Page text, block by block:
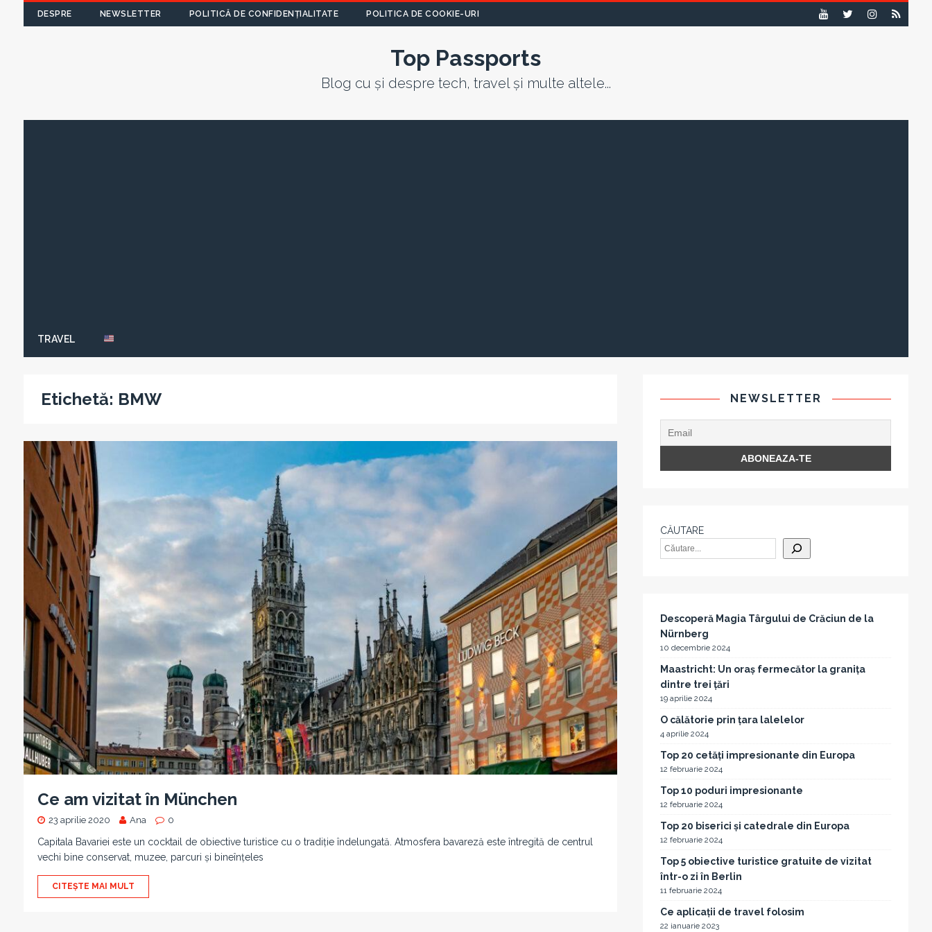
DESPRE NEWSLETTER POLITICĂ DE CONFIDENȚIALITATE POLITICA DE COOKIE-URI
Top Passports
Blog cu și despre tech, travel și multe altele...
TRAVEL
Etichetă: BMW
Ce am vizitat în München
23 aprilie 2020 Ana 0
Capitala Bavariei este un cocktail de obiective turistice cu o tradiție îndelungată. Atmosfera bavareză este întregită de centrul
vechi bine conservat, muzee, parcuri și bineînțeles
CITEȘTE MAI MULT
NEWSLETTER
CĂUTARE
Descoperă Magia Târgului de Crăciun de la
Nürnberg
10 decembrie 2024
Maastricht: Un oraș fermecător la granița
dintre trei țări
19 aprilie 2024
O călătorie prin țara lalelelor
4 aprilie 2024
Top 20 cetăți impresionante din Europa
12 februarie 2024
Top 10 poduri impresionante
12 februarie 2024
Top 20 biserici și catedrale din Europa
12 februarie 2024
Top 5 obiective turistice gratuite de vizitat
într-o zi în Berlin
11 februarie 2024
Ce aplicații de travel folosim
22 ianuarie 2023